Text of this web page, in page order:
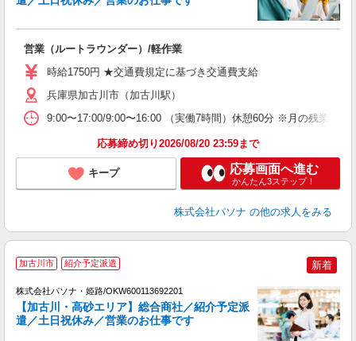
営業（ルートラウンダー）/軽作業
時給1750円 ★交通費規定に基づき交通費支給
兵庫県加古川市（加古川駅）
9:00〜17:00/9:00〜16:00 （実働7時間）休憩60分 ※月の残業目
応募締め切り2026/08/20 23:59まで
キープ 応募画面へ進む
かんたん3ステップ！
株式会社パソナ の他の求人をみる
加古川市 紹介予定派遣 新着
株式会社パソナ・姫路/OKW600113692201
【加古川・高砂エリア】総合商社／紹介予定派
遣／土日祝休み／営業のお仕事です